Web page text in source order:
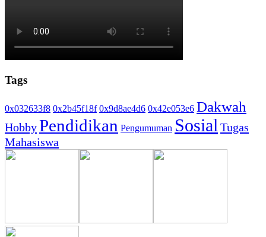
Tags
0x032633f8 0x2b45f18f 0x9d8ae4d6 0x42e053e6 Dakwah
HobbyPendidikan Pengumuman Sosial Tugas
Mahasiswa